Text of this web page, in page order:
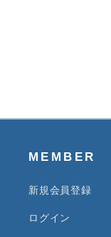
MEMBER
新規会員登録
ログイン